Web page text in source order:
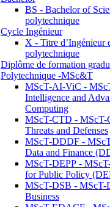
BS - Bachelor of
polytechnique
Cycle Ingénieur
X - Titre d’Ingénieur
polytechnique
Diplôme de formation
Polytechnique -MSc&T
MScT-AI-ViC -
Intelligence and
Computing
MScT-CTD - MScT-
Threats and Defenses
MScT-DDDF -
Data and Finance
MScT-DEPP -
for Public Policy
MScT-DSB - MScT-
Business